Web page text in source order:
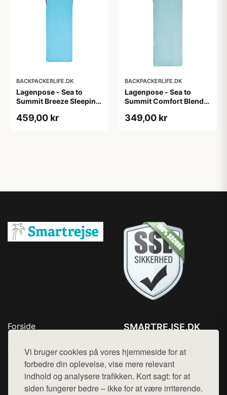
Vi bruger cookies på vores hjemmeside for at
forbedre din oplevelse, vise mere relevant
indhold og analysere trafikken. Kort sagt: for at
siden fungerer bedre – ikke for at være irriterende.
BACKPACKERLIFE.DK
Lagenpose - Sea to
Summit Breeze Sleeping
- Blå
459,00 kr
BACKPACKERLIFE.DK
Lagenpose - Sea to
Summit Comfort Blend
pudeindlæg -
349,00 kr
Forside
Top Rabatter
Kontakt
SMARTREJSE.DK
Mail: hej@want.dk
Cookie- og privatlivspolitik